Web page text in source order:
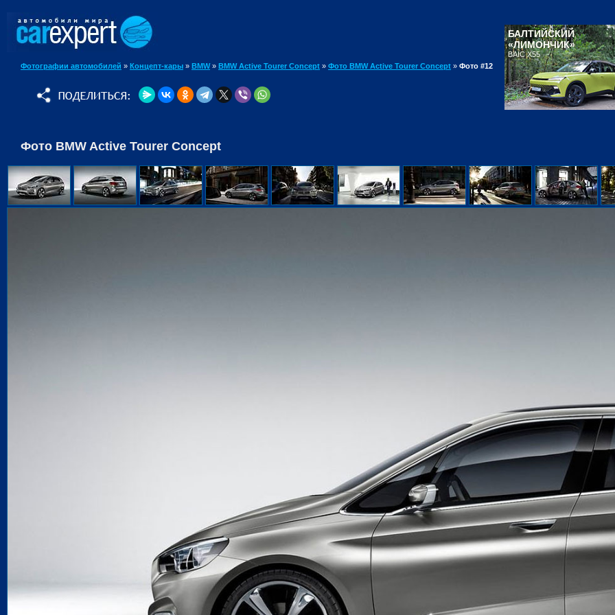
Фотографии автомобилей » Концепт-кары » BMW» BMW Active Tourer Concept » Фото BMW Active Tourer Concept » Фото #12
БАЛТИЙСКИЙ
«ЛИМОНЧИК»
BAIC X55
Фото BMW Active Tourer Concept